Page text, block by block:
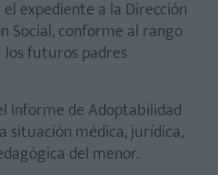
expediente a la Dirección
Social, conforme al rango
futuros padres
Informe de Adoptabilidad
situación médica, jurídica,
del menor.